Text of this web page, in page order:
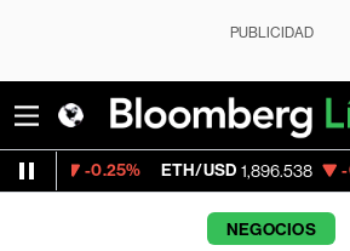
PUBLICIDAD
ETH/USD 1,896.538 -0.49% Visa
NEGOCIOS